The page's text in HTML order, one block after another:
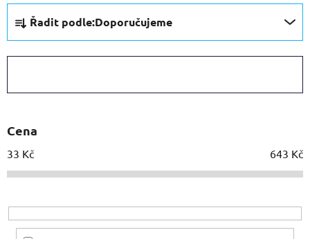
Ř
z
r
o
d
k
t
Řadit podle:Doporučujeme
Cena
33 Kč 643 Kč